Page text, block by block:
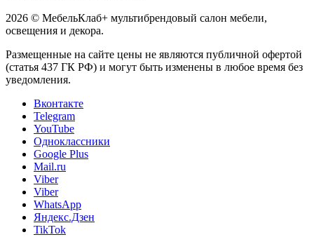
2026 © МебельКлаб+ мультибрендовый салон мебели,
освещения и декора.
Размещенные на сайте цены не являются публичной офертой
(статья 437 ГК РФ) и могут быть изменены в любое время без
уведомления.
Вконтакте
Telegram
YouTube
Одноклассники
Google Plus
Mail.ru
Viber
Viber
WhatsApp
Яндекс.Дзен
TikTok